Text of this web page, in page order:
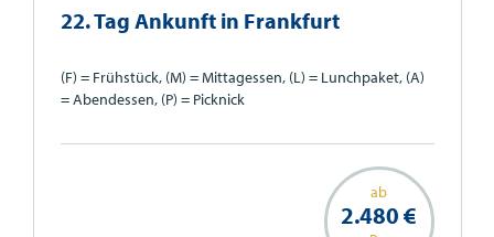
22. Tag Ankunft in Frankfurt
(F) = Frühstück, (M) = Mittagessen, (L) = Lunchpaket, (A)
= Abendessen, (P) = Picknick
ab
2.480 €